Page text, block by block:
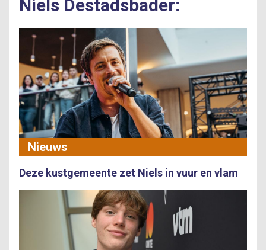
Niels Destadsbader:
Nieuws
Deze kustgemeente zet Niels in vuur en vlam